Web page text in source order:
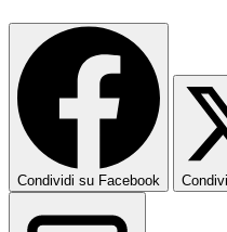
Condividi su Facebook